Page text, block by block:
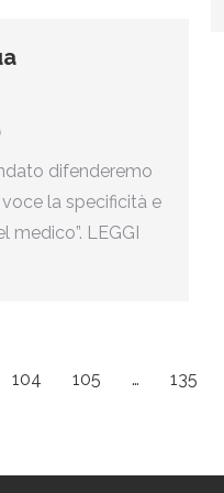
difenderemo
la specificità e
medico”. LEGGI
104 105 … 135